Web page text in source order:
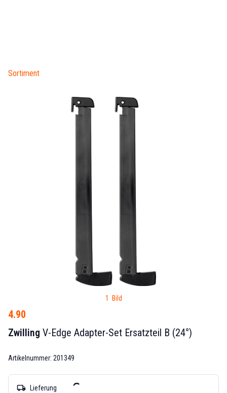
Sortiment
1 Bild
4.90
Zwilling V-Edge Adapter-Set Ersatzteil B (24°)
Artikelnummer: 201349
local_shipping Lieferung